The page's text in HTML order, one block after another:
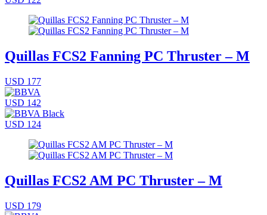
Quillas FCS2 Fanning PC Thruster – M
USD 177
USD 142
USD 124
Quillas FCS2 AM PC Thruster – M
USD 179